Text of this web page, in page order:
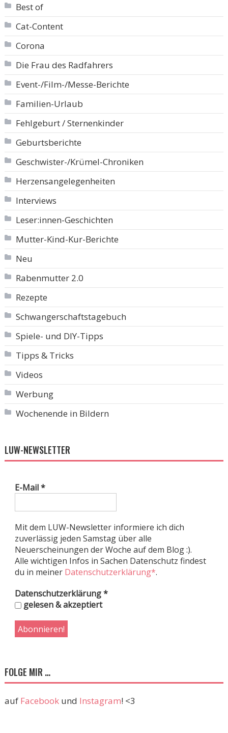
Best of
Cat-Content
Corona
Die Frau des Radfahrers
Event-/Film-/Messe-Berichte
Familien-Urlaub
Fehlgeburt / Sternenkinder
Geburtsberichte
Geschwister-/Krümel-Chroniken
Herzensangelegenheiten
Interviews
Leser:innen-Geschichten
Mutter-Kind-Kur-Berichte
Neu
Rabenmutter 2.0
Rezepte
Schwangerschaftstagebuch
Spiele- und DIY-Tipps
Tipps & Tricks
Videos
Werbung
Wochenende in Bildern
LUW-NEWSLETTER
E-Mail*
Mit dem LUW-Newsletter informiere ich dich
zuverlässig jeden Samstag über alle
Neuerscheinungen der Woche auf dem Blog :).
Alle wichtigen Infos in Sachen Datenschutz findest
du in meiner Datenschutzerklärung*.
Datenschutzerklärung*
gelesen & akzeptiert
FOLGE MIR …
auf Facebookund Instagram! <3